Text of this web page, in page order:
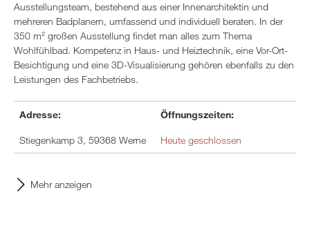
Ausstellungsteam, bestehend aus einer Innenarchitektin und
mehreren Badplanern, umfassend und individuell beraten. In der
350 m² großen Ausstellung findet man alles zum Thema
Wohlfühlbad. Kompetenz in Haus- und Heiztechnik, eine Vor-Ort-
Besichtigung und eine 3D-Visualisierung gehören ebenfalls zu den
Leistungen des Fachbetriebs.
Adresse: Öffnungszeiten:
Stiegenkamp 3, 59368 Werne Heute geschlossen
Mehr anzeigen